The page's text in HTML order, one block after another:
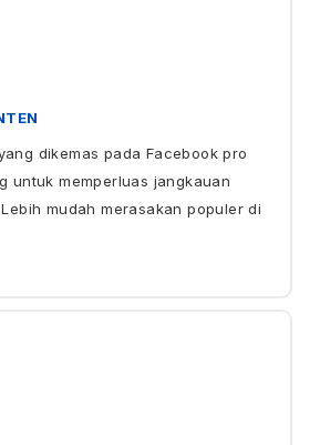
dikemas pada Facebook pro
untuk memperluas jangkauan
mudah merasakan populer di